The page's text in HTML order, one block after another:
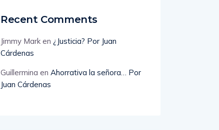
Recent Comments
Jimmy Mark en ¿Justicia? Por Juan
Cárdenas
Guillermina en Ahorrativa la señora… Por
Juan Cárdenas